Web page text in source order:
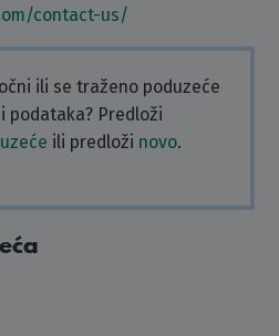
contact-us/
ili se traženo poduzeće
podataka? Predloži
ili predloži novo.